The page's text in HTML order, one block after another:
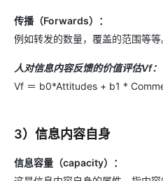
传播（Forwards）：
例如转发的数量，覆盖的范围等等
人对信息内容反馈的价值评估Vf：
Vf ＝ b0*Attitudes + b1 *
3）信息内容自身
信息容量（capacity）：